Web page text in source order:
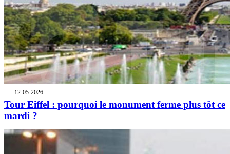
12-05-2026
Tour Eiffel : pourquoi le monument ferme plus tôt ce
mardi ?